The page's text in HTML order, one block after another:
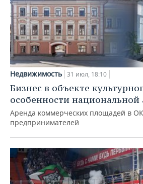
Недвижимость 31 июл, 18:10
Бизнес в объекте
особенности
Аренда коммерческих площадей в
предпринимателей